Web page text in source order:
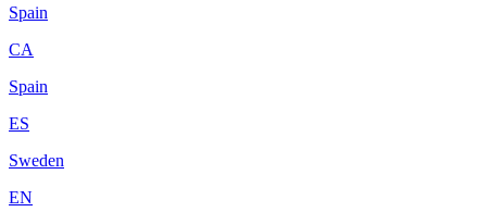
Spain
CA
Spain
ES
Sweden
EN